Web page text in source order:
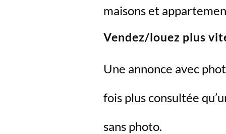
maisons et
Vendez/louez plus
Une annonce avec
fois plus consultée
sans photo.